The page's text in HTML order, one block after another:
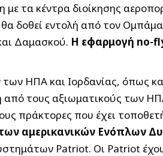
με τα κέντρα διοίκησης
δοθεί εντολή από τον
Δαμασκού. Η εφαρμογή no-
ΗΠΑ και Ιορδανίας, όπως
από τους αξιωματικούς των
πράκτορες που έχει
των αμερικανικών Ενόπλων
Patriot. Oι Patriot